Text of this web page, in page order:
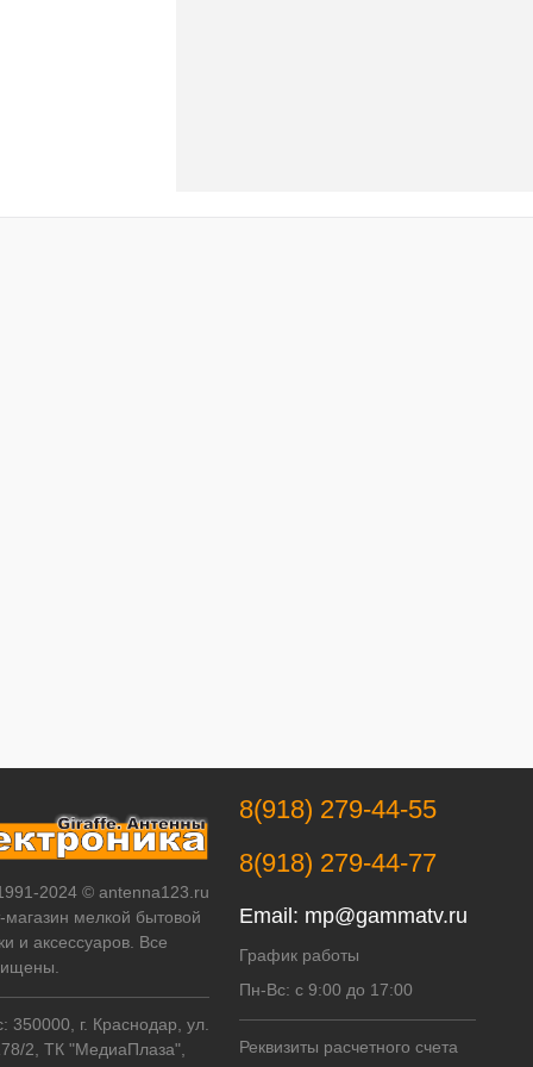
2024 © antenna123.ru
магазин мелкой бытовой
и аксессуаров. Все
350000, г. Краснодар, ул.
2, ТК "МедиаПлаза",
8(918) 279-44-55
8(918) 279-44-77
Email: mp@gammatv.ru
График работы
Пн-Вс: с 9:00 до 17:00
Реквизиты расчетного счета